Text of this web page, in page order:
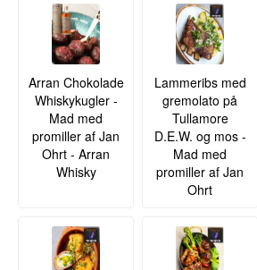
Arran Chokolade
Whiskykugler -
Mad med
promiller af Jan
Ohrt - Arran
Whisky
Lammeribs med
gremolato på
Tullamore
D.E.W. og mos -
Mad med
promiller af Jan
Ohrt